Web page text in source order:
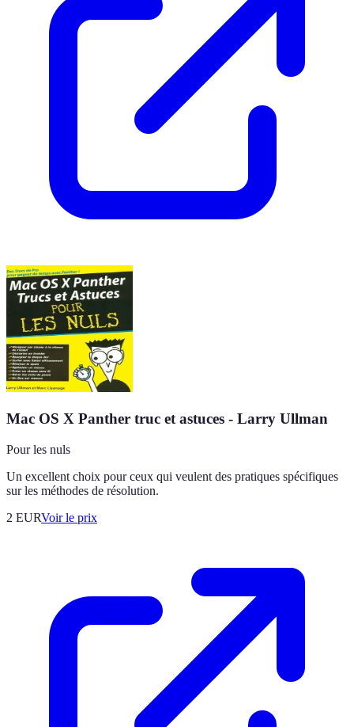
Mac OS X Panther truc et astuces - Larry Ullman
Pour les nuls
Un excellent choix pour ceux qui veulent des pratiques spécifiques
sur les méthodes de résolution.
2 EURVoir le prix